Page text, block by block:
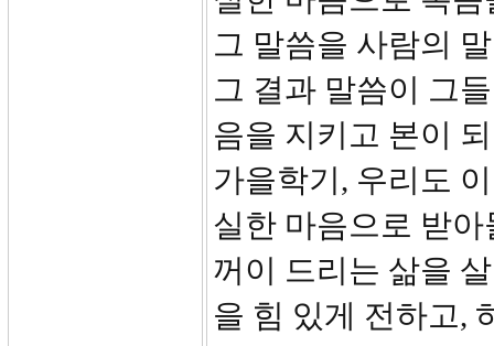
그 말씀을 사람의
그 결과 말씀이 그
음을 지키고 본이
가을학기, 우리도
실한 마음으로 받
꺼이 드리는 삶을
을 힘 있게 전하고,